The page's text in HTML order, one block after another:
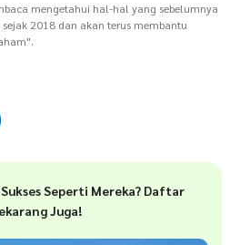
mengetahui hal-hal yang sebelumnya
2018 dan akan terus membantu
Seperti Mereka? Daftar
Juga!